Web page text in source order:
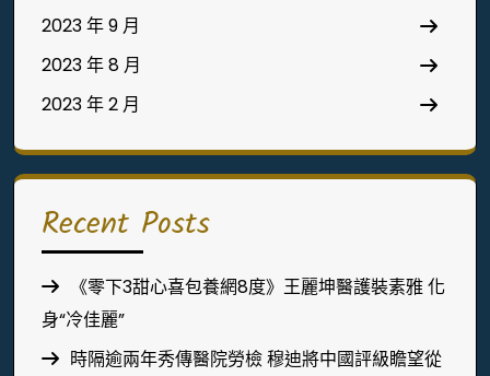
2023 年 9 月
2023 年 8 月
2023 年 2 月
Recent Posts
《零下3甜心喜包養網8度》王麗坤醫護裝素雅 化
身“冷佳麗”
時隔逾兩年秀傳醫院勞檢 穆迪將中國評級瞻望從